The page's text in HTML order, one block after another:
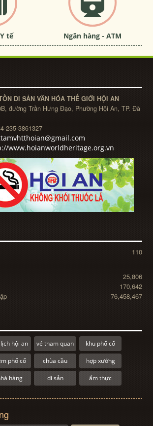
tế Ngân hàng - ATM
DI SẢN VĂN HÓA THẾ GIỚI HỘI AN
đường Trần Hưng Đạo, Phường Hội An, TP. Đà
235-3861327
www.hoianworldheritage.org.vn
110
25,806
170,642
76,458,467
hội an vé tham quan khu phố cổ
phố cổ chùa cầu hợp xướng
hàng di sản ẩm thực